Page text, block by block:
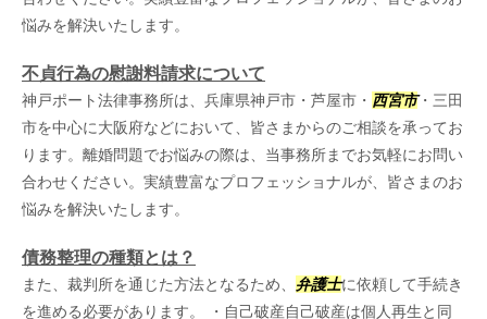
悩みを解決いたします。
不貞行為の慰謝料請求について
神戸ポート法律事務所は、兵庫県神戸市・芦屋市・ 西宮市・三田
市を中心に大阪府などにおいて、皆さまからのご相談を承ってお
ります。離婚問題でお悩みの際は、当事務所までお気軽にお問い
合わせください。実績豊富なプロフェッショナルが、皆さまのお
悩みを解決いたします。
債務整理の種類とは？
また、裁判所を通じた方法となるため、 弁護士に依頼して手続き
を進める必要があります。 ・自己破産自己破産は個人再生と同